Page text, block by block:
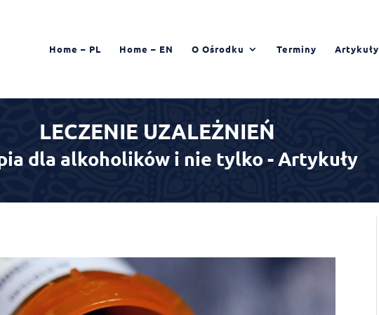
Home – PL Home – EN O Ośrodku Terminy Artykuły
LECZENIE UZALEŻNIEŃ
dla alkoholików i nie tylko - Artykuły